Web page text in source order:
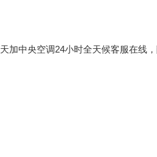
天加中央空调24小时全天候客服在线